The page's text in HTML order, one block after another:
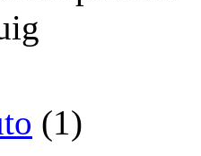
(1)